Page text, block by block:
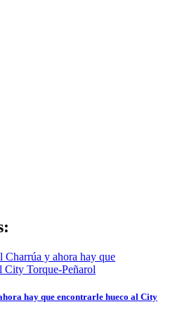
hay que encontrarle hueco al City